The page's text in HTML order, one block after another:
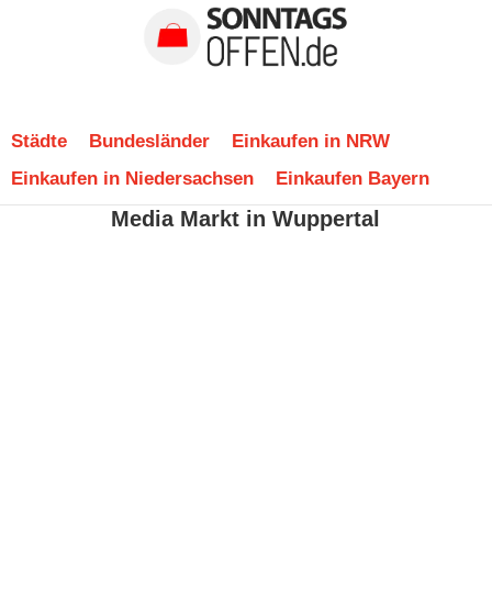
Städte Bundesländer
Einkaufen in NRW
Einkaufen in Niedersachsen
Einkaufen Bayern
Media Markt in Wuppertal